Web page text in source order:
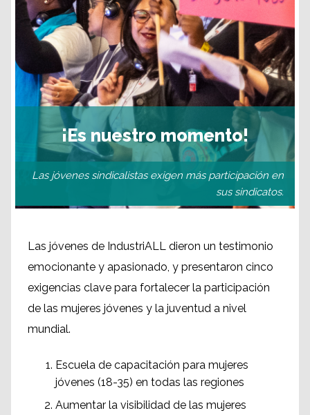
¡Es nuestro momento!
Las jóvenes sindicalistas exigen más participación en
sus sindicatos.
Las jóvenes de IndustriALL dieron un testimonio
emocionante y apasionado, y presentaron cinco
exigencias clave para fortalecer la participación
de las mujeres jóvenes y la juventud a nivel
mundial.
Escuela de capacitación para mujeres
jóvenes (18-35) en todas las regiones
Aumentar la visibilidad de las mujeres